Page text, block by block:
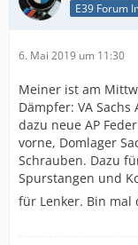
E39 Forum
6. Mai 2019 um 11:30
Meiner ist am
Dämpfer: VA
dazu neue AP
vorne, Domlager
Schrauben. Dazu
Spurstangen und
für Lenker. Bin mal